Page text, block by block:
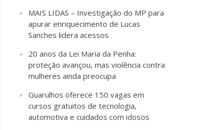
MAIS LIDAS – Investigação do MP para
apurar enriquecimento de Lucas
Sanches lidera acessos
20 anos da Lei Maria da Penha:
proteção avançou, mas violência contra
mulheres ainda preocupa
Guarulhos oferece 150 vagas em
cursos gratuitos de tecnologia,
automotiva e cuidados com idosos